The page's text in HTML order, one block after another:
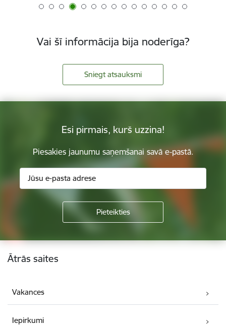
Vai šī informācija bija noderīga?
Sniegt atsauksmi
Esi pirmais, kurš uzzina!
Piesakies jaunumu saņemšanai savā e-pastā.
Kājene
Ātrās saites
Vakances
Iepirkumi